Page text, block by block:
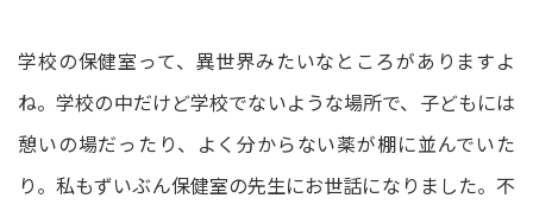
学校の保健室って、異世界みたいなところがありますよ
ね。学校の中だけど学校でないような場所で、子どもには
憩いの場だったり、よく分からない薬が棚に並んでいた
り。私もずいぶん保健室の先生にお世話になりました。不